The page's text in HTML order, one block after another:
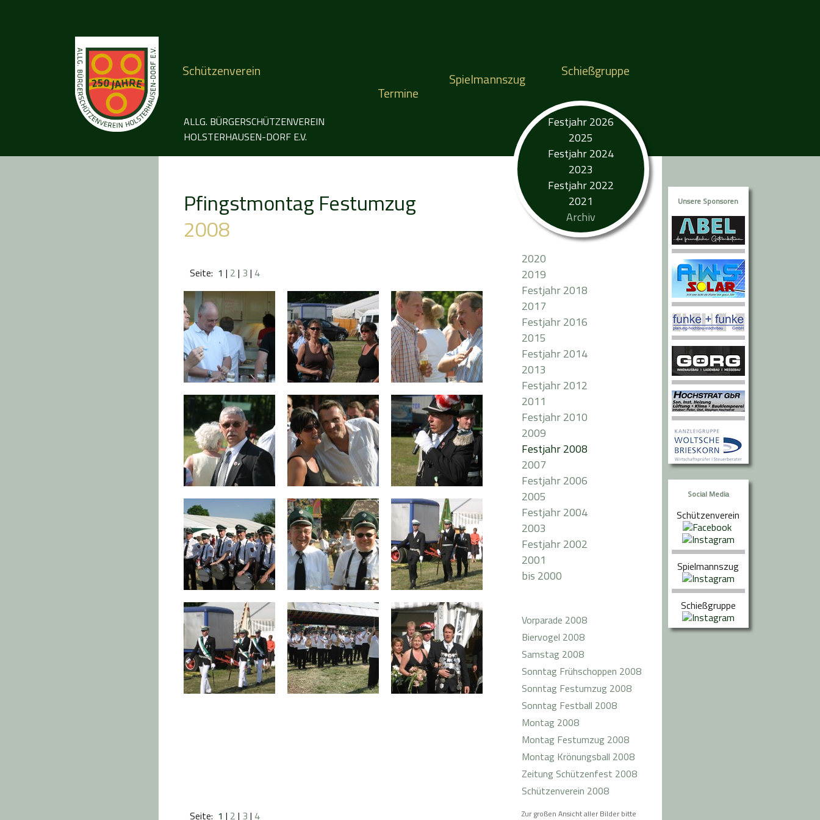
Schützenverein
Termine
Spielmannszug Schießgruppe
ALLG. BÜRGERSCHÜTZENVEREIN
HOLSTERHAUSEN-DORF E.V.
Festjahr 2026
2025
Festjahr 2024
2023
Festjahr 2022
2021
Archiv
Pfingstmontag Festumzug
2008
Seite: 1 | 2 | 3 | 4
Seite: 1 | 2 | 3 | 4
2020
2019
Festjahr 2018
2017
Festjahr 2016
2015
Festjahr 2014
2013
Festjahr 2012
2011
Festjahr 2010
2009
Festjahr 2008
2007
Festjahr 2006
2005
Festjahr 2004
2003
Festjahr 2002
2001
bis 2000
Vorparade 2008
Biervogel 2008
Samstag 2008
Sonntag Frühschoppen 2008
Sonntag Festumzug 2008
Sonntag Festball 2008
Montag 2008
Montag Festumzug 2008
Montag Krönungsball 2008
Zeitung Schützenfest 2008
Schützenverein 2008
Zur großen Ansicht aller Bilder bitte
Unsere Sponsoren
Social Media
Schützenverein
Spielmannszug
Schießgruppe